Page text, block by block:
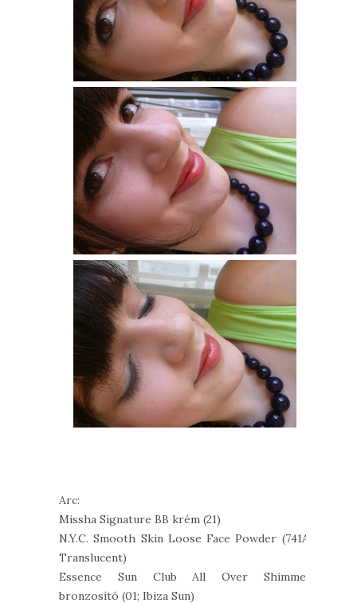
Arc:
Missha Signature BB krém (21)
N.Y.C. Smooth Skin Loose Face Powder (741A;
Translucent)
Essence Sun Club All Over Shimmer
bronzosító (01; Ibiza Sun)